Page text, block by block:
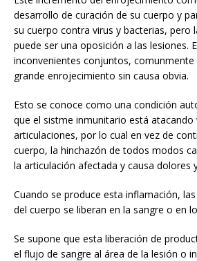
desarrollo de curación de su cuerpo y
su cuerpo contra virus y bacterias, pero
puede ser una oposición a las lesiones.
inconvenientes conjuntos, comunmente
grande enrojecimiento sin causa obvia.
Esto se conoce como una condición
que el sistme inmunitario está atacando
articulaciones, por lo cual en vez de
cuerpo, la hinchazón de todos modos
la articulación afectada y causa dolores
Cuando se produce esta inflamación,
del cuerpo se liberan en la sangre o en
Se supone que esta liberación de
el flujo de sangre al área de la lesión o